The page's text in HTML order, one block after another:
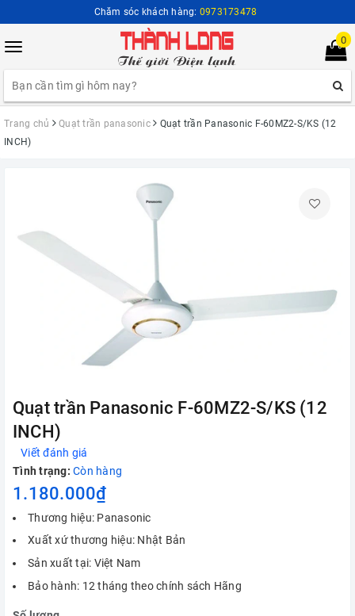
Chăm sóc khách hàng: 0973173478
Toggle
0
Trang chủ Quạt trần panasonic
Quạt trần Panasonic F-60MZ2-S/KS (12
INCH)
Quạt trần Panasonic F-60MZ2-S/KS (12
INCH)
Viết đánh giá
Tình trạng: Còn hàng
1.180.000₫
Thương hiệu: Panasonic
Xuất xứ thương hiệu: Nhật Bản
Sản xuất tại: Việt Nam
Bảo hành: 12 tháng theo chính sách Hãng